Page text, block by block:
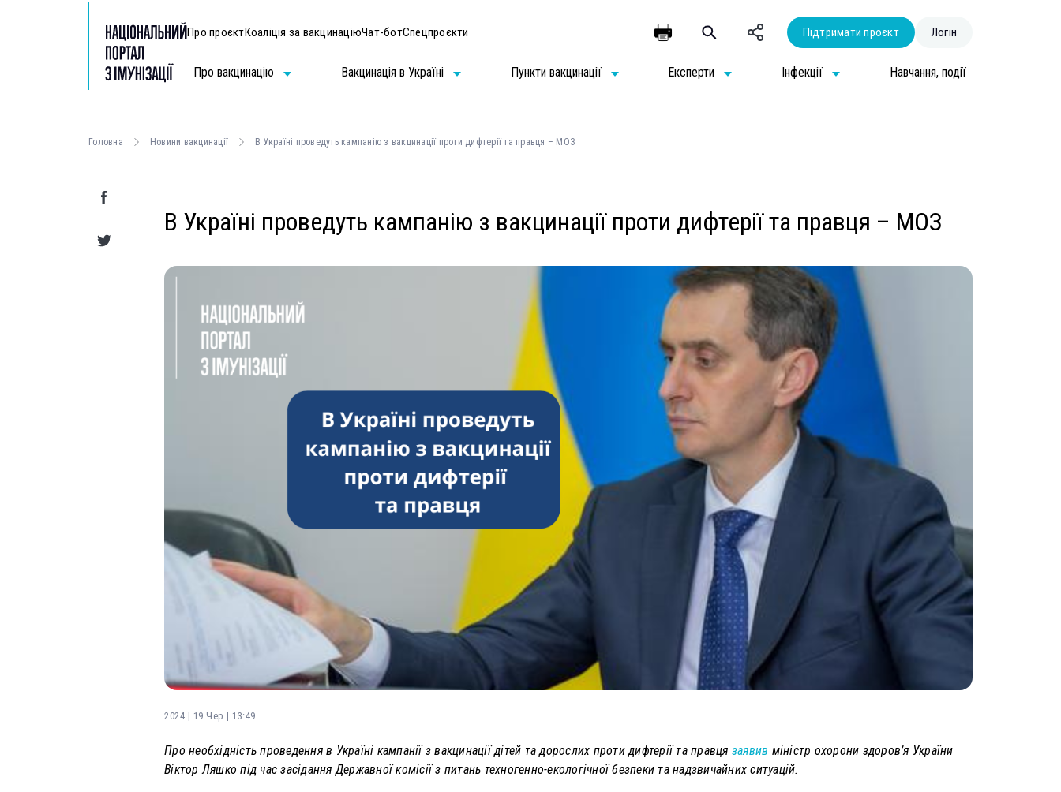
Про проєктКоаліція за вакцинаціюЧат-ботСпецпроєкти Підтримати проєкт Логін
Про вакцинацію Вакцинація в Україні Пункти вакцинації Експерти Інфекції Навчання, події
Головна Новини вакцинації В Україні проведуть кампанію з вакцинації проти дифтерії та правця – МОЗ
В Україні проведуть кампанію з вакцинації проти дифтерії та правця – МОЗ
2024 | 19 Чер | 13:49
Про необхідність проведення в Україні кампанії з вакцинації дітей та дорослих проти дифтерії та правця заявив міністр охорони здоров’я України
Віктор Ляшко під час засідання Державної комісії з питань техногенно-екологічної безпеки та надзвичайних ситуацій.